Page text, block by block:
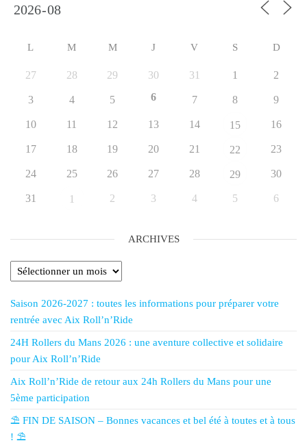
L M M J V S D
27 28 29 30 31 1 2
3 4 5 6 7 8 9
10 11 12 13 14 15 16
17 18 19 20 21 22 23
24 25 26 27 28 29 30
31 1 2 3 4 5 6
ARCHIVES
Saison 2026-2027 : toutes les informations pour préparer votre
rentrée avec Aix Roll’n’Ride
24H Rollers du Mans 2026 : une aventure collective et solidaire
pour Aix Roll’n’Ride
Aix Roll’n’Ride de retour aux 24h Rollers du Mans pour une
5ème participation
⛱️ FIN DE SAISON – Bonnes vacances et bel été à toutes et à tous
! ⛱️